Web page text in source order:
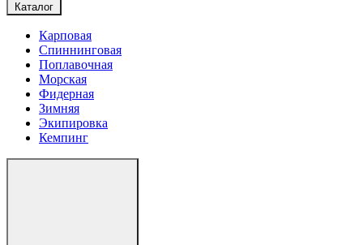
Каталог
Карповая
Спиннинговая
Поплавочная
Морская
Фидерная
Зимняя
Экипировка
Кемпинг